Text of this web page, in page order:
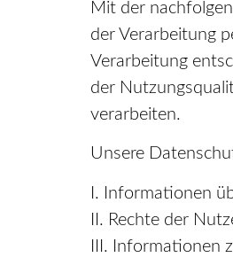
Mit der
der Verarbeitung
Verarbeitung
der
verarbeiten.
Unsere
I. Informationen
II. Rechte der
III. Informationen